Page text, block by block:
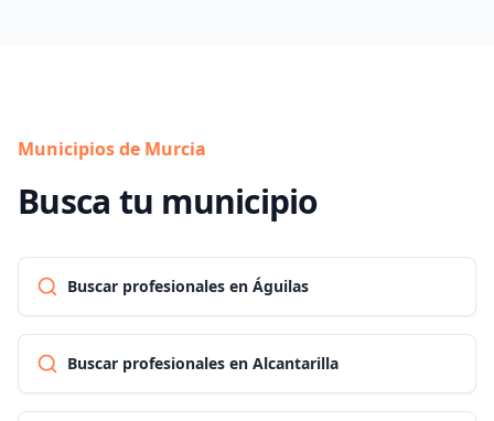
Municipios de Murcia
Busca tu municipio
Buscar profesionales en Águilas
Buscar profesionales en Alcantarilla